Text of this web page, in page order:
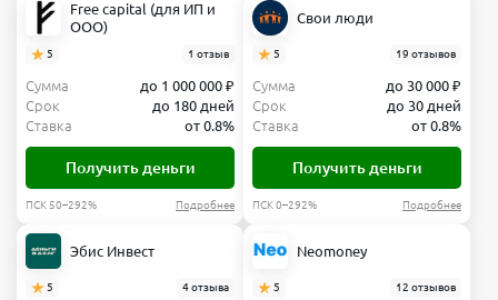
Free capital (для ИП и
ООО)
5 1 отзыв
Сумма
до 1 000 000 ₽
Срок
до 180 дней
Ставка
от 0.8%
Получить деньги
ПСК 50–292% Подробнее
Свои люди
5 19 отзывов
Сумма
до 30 000 ₽
Срок
до 30 дней
Ставка
от 0.8%
Получить деньги
ПСК 0–292% Подробнее
Эбис Инвест
5 4 отзыва
Neomoney
5 12 отзывов